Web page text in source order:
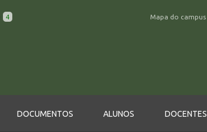
4 Mapa do campus
DOCUMENTOS ALUNOS DOCENTES